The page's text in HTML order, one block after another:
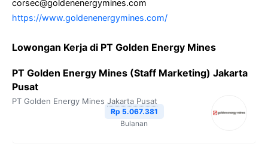
corsec@goldenenergymines.com
https://www.goldenenergymines.com/
Lowongan Kerja di PT Golden Energy Mines
PT Golden Energy Mines (Staff Marketing) Jakarta
Pusat
PT Golden Energy Mines Jakarta Pusat
Rp 5.067.381
Bulanan